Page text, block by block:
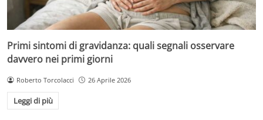
Primi sintomi di gravidanza: quali segnali osservare
davvero nei primi giorni
Roberto Torcolacci 26 Aprile 2026
Leggi di più